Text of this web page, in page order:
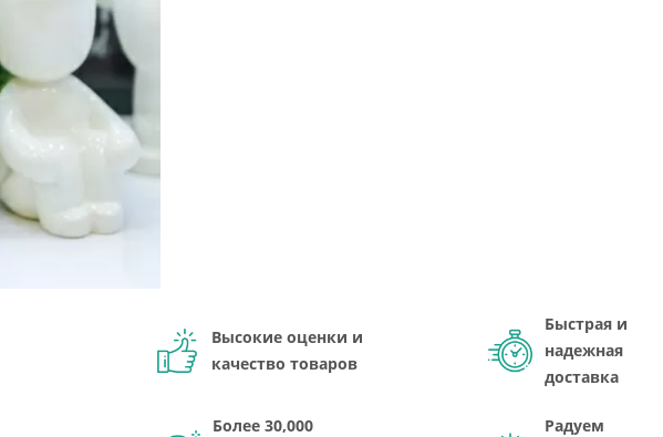
Высокие оценки и
качество товаров
Быстрая и
надежная
доставка
Более 30,000
Радуем